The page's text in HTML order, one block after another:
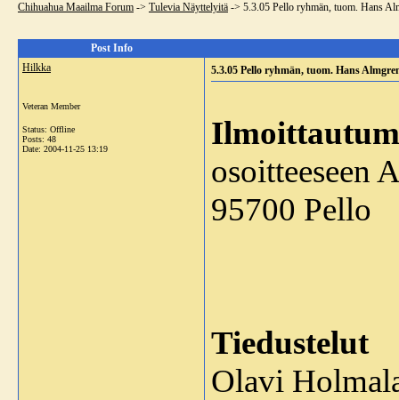
Chihuahua Maailma Forum -> Tulevia Näyttelyitä -> 5.3.05 Pello ryhmän, tuom. Hans
Post Info
Hilkka
Veteran Member
Status: Offline
Posts: 48
Date: 2004-11-25 13:19
5.3.05 Pello ryhmän, tuom. Hans
osoitteeseen
95700 Pello
Tiedustelut
Olavi